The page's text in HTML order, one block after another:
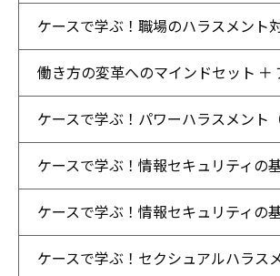
ケースで学ぶ！職場のハラスメント
働き方の変革へのマインドセット ＋
ケースで学ぶ！パワーハラスメント
ケースで学ぶ！情報セキュリティの
ケースで学ぶ！情報セキュリティの
ケースで学ぶ！セクシュアルハラス